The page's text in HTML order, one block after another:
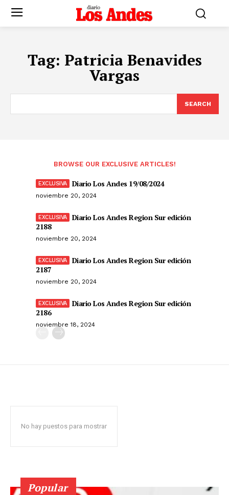
Tag: Patricia Benavides
Vargas
SEARCH
BROWSE OUR EXCLUSIVE ARTICLES!
Diario Los Andes 19/08/2024
noviembre 20, 2024
Diario Los Andes Region Sur edición
2188
noviembre 20, 2024
Diario Los Andes Region Sur edición
2187
noviembre 20, 2024
Diario Los Andes Region Sur edición
2186
noviembre 18, 2024
No hay puestos para mostrar
Popular